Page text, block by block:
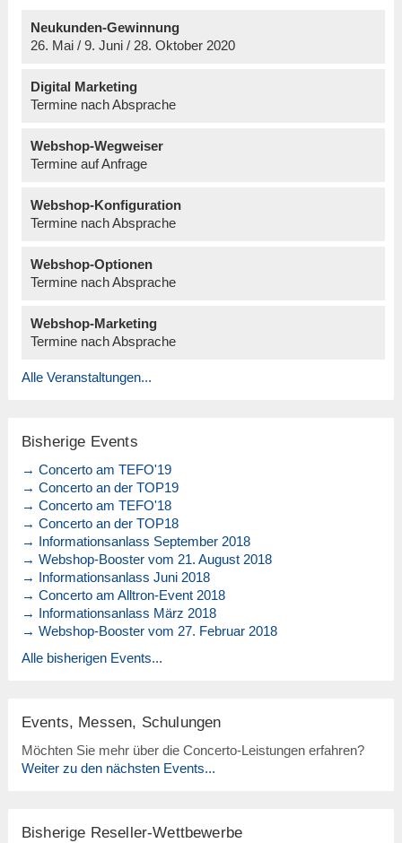
Neukunden-Gewinnung
26. Mai / 9. Juni / 28. Oktober 2020
Digital Marketing
Termine nach Absprache
Webshop-Wegweiser
Termine auf Anfrage
Webshop-Konfiguration
Termine nach Absprache
Webshop-Optionen
Termine nach Absprache
Webshop-Marketing
Termine nach Absprache
Alle Veranstaltungen...
Bisherige Events
→ Concerto am TEFO'19
→ Concerto an der TOP19
→ Concerto am TEFO'18
→ Concerto an der TOP18
→ Informationsanlass September 2018
→ Webshop-Booster vom 21. August 2018
→ Informationsanlass Juni 2018
→ Concerto am Alltron-Event 2018
→ Informationsanlass März 2018
→ Webshop-Booster vom 27. Februar 2018
Alle bisherigen Events...
Events, Messen, Schulungen
Möchten Sie mehr über die Concerto-Leistungen erfahren?
Weiter zu den nächsten Events...
Bisherige Reseller-Wettbewerbe